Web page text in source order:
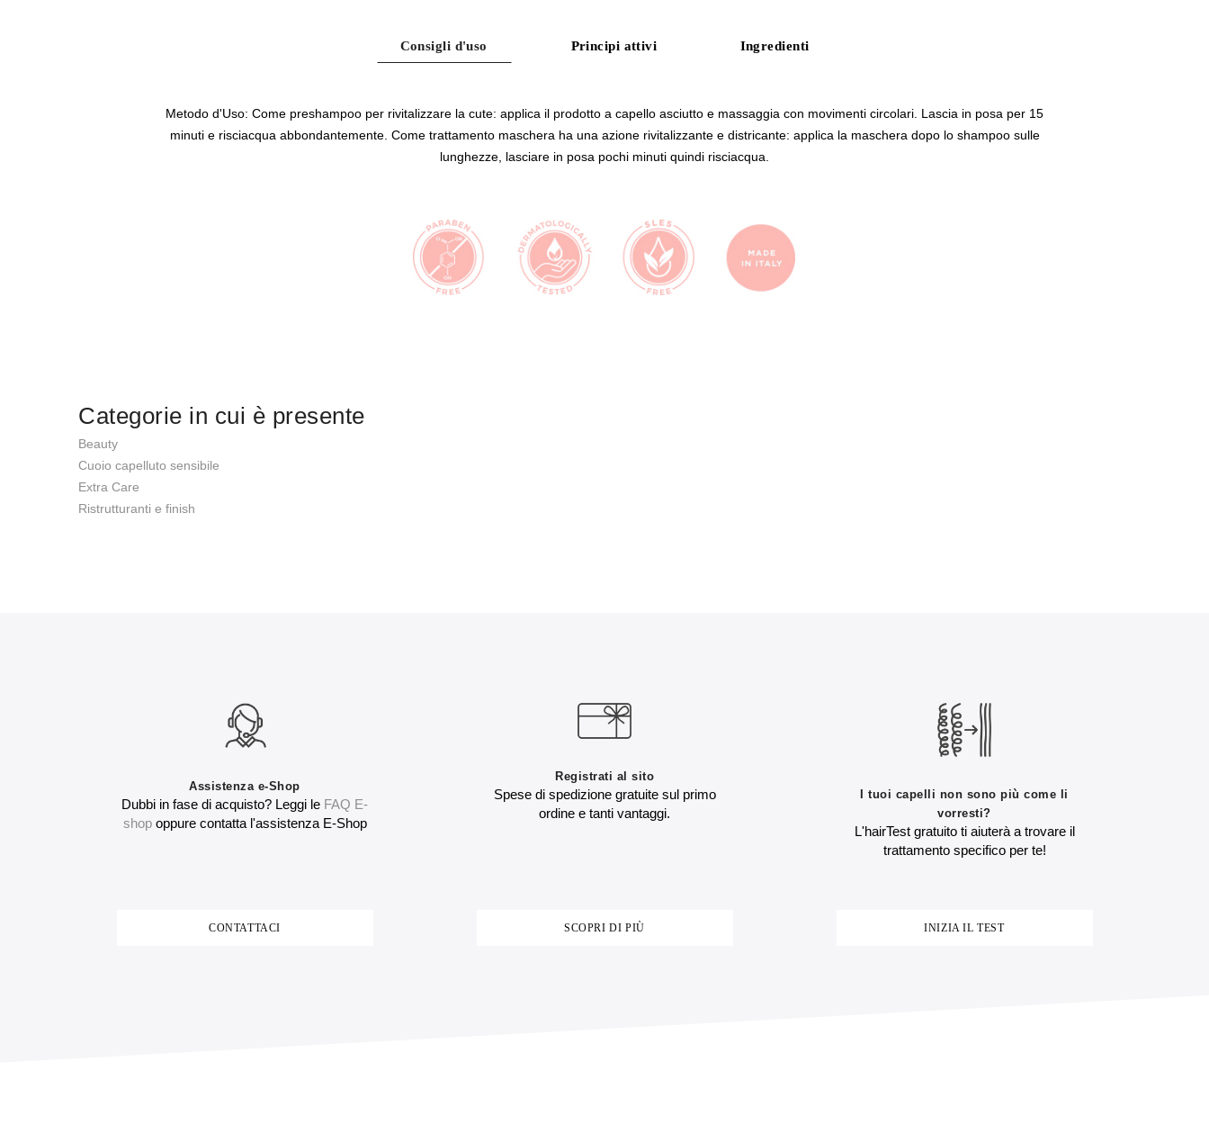
Consigli d'uso Principi attivi Ingredienti
Metodo d'Uso: Come preshampoo per rivitalizzare la cute: applica il prodotto a capello asciutto e massaggia con movimenti circolari. Lascia in posa per 15
minuti e risciacqua abbondantemente. Come trattamento maschera ha una azione rivitalizzante e districante: applica la maschera dopo lo shampoo sulle
lunghezze, lasciare in posa pochi minuti quindi risciacqua.
Categorie in cui è presente
Beauty
Cuoio capelluto sensibile
Extra Care
Ristrutturanti e finish
Assistenza e-Shop
Dubbi in fase di acquisto? Leggi le FAQ E-
shopoppure contatta l'assistenza E-Shop
CONTATTACI
Registrati al sito
Spese di spedizione gratuite sul primo
ordine e tanti vantaggi.
SCOPRI DI PIÙ
I tuoi capelli non sono più come li
vorresti?
L'hairTest gratuito ti aiuterà a trovare il
trattamento specifico per te!
INIZIA IL TEST